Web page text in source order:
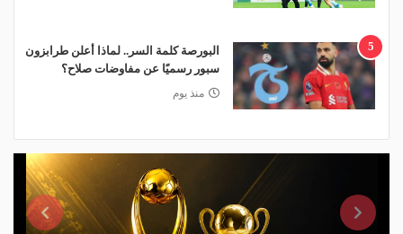
5
البورصة كلمة السر.. لماذا أعلن طرابزون
سبور رسميًا عن مفاوضات صلاح؟
منذ يوم